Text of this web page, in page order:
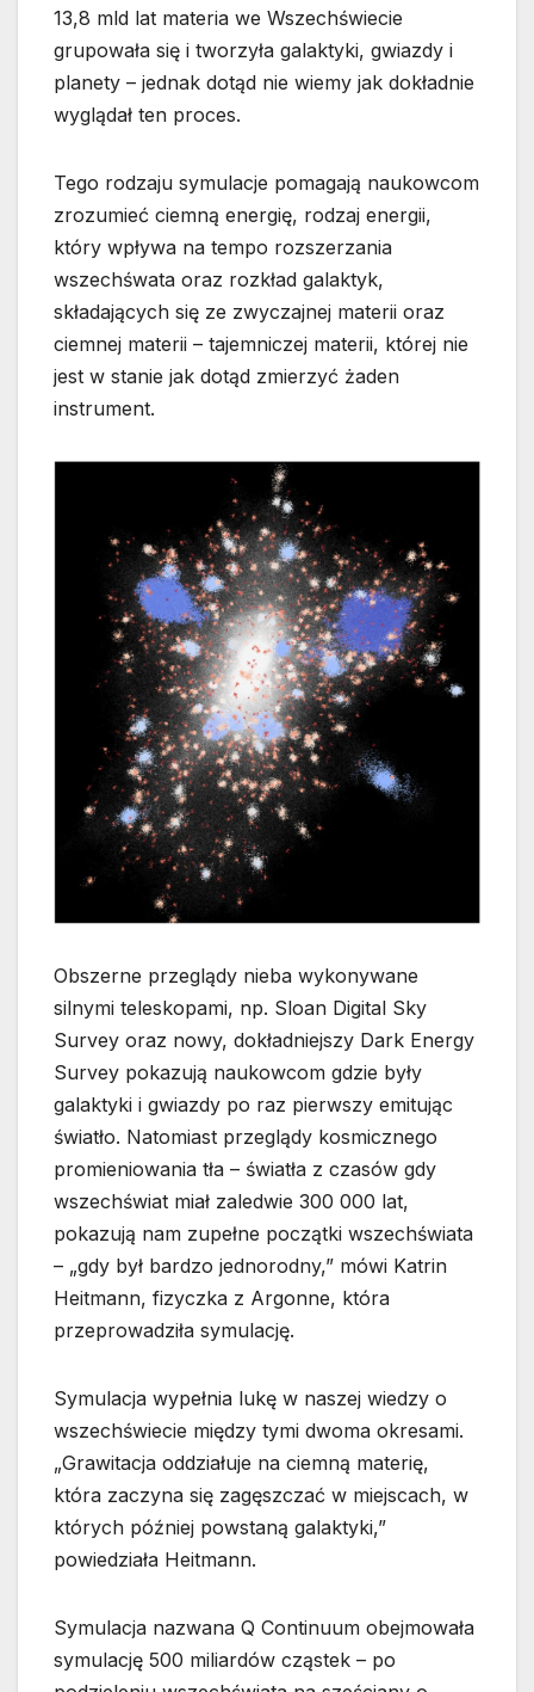
13,8 mld lat materia we Wszechświecie
grupowała się i tworzyła galaktyki, gwiazdy i
planety – jednak dotąd nie wiemy jak dokładnie
wyglądał ten proces.
Tego rodzaju symulacje pomagają naukowcom
zrozumieć ciemną energię, rodzaj energii,
który wpływa na tempo rozszerzania
wszechśwata oraz rozkład galaktyk,
składających się ze zwyczajnej materii oraz
ciemnej materii – tajemniczej materii, której nie
jest w stanie jak dotąd zmierzyć żaden
instrument.
Obszerne przeglądy nieba wykonywane
silnymi teleskopami, np. Sloan Digital Sky
Survey oraz nowy, dokładniejszy Dark Energy
Survey pokazują naukowcom gdzie były
galaktyki i gwiazdy po raz pierwszy emitując
światło. Natomiast przeglądy kosmicznego
promieniowania tła – światła z czasów gdy
wszechświat miał zaledwie 300 000 lat,
pokazują nam zupełne początki wszechświata
– „gdy był bardzo jednorodny,” mówi Katrin
Heitmann, fizyczka z Argonne, która
przeprowadziła symulację.
Symulacja wypełnia lukę w naszej wiedzy o
wszechświecie między tymi dwoma okresami.
„Grawitacja oddziałuje na ciemną materię,
która zaczyna się zagęszczać w miejscach, w
których później powstaną galaktyki,”
powiedziała Heitmann.
Symulacja nazwana Q Continuum obejmowała
symulację 500 miliardów cząstek – po